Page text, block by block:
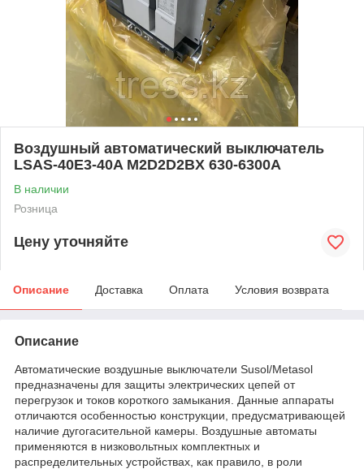
Воздушный автоматический выключатель
LSAS-40E3-40A M2D2D2BX 630-6300А
В наличии
Розница
Цену уточняйте
Описание Доставка Оплата Условия возврата
Описание
Автоматические воздушные выключатели Susol/Metasol
предназначены для защиты электрических цепей от
перегрузок и токов короткого замыкания. Данные аппараты
отличаются особенностью конструкции, предусматривающей
наличие дугогасительной камеры. Воздушные автоматы
применяются в низковольтных комплектных и
распределительных устройствах, как правило, в роли